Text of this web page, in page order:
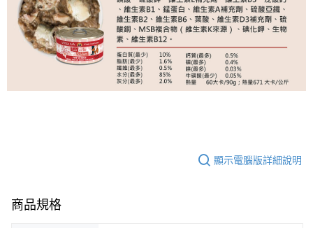
顯示電腦版詳細說明
商品規格